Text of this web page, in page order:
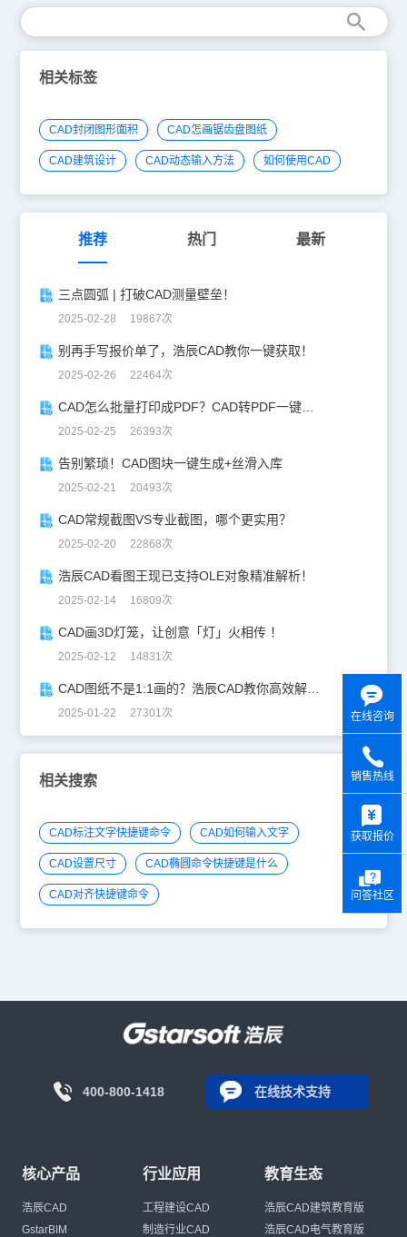
相关标签
CAD封闭图形面积 CAD怎画锯齿盘图纸
CAD建筑设计 CAD动态输入方法 如何使用CAD
推荐 热门 最新
三点圆弧 | 打破CAD测量壁垒！
2025-02-28 19867次
别再手写报价单了，浩辰CAD教你一键获取！
2025-02-26 22464次
CAD怎么批量打印成PDF？CAD转PDF一键批量完成！
2025-02-25 26393次
告别繁琐！CAD图块一键生成+丝滑入库
2025-02-21 20493次
CAD常规截图VS专业截图，哪个更实用？
2025-02-20 22868次
浩辰CAD看图王现已支持OLE对象精准解析！
2025-02-14 16809次
CAD画3D灯笼，让创意「灯」火相传 ！
2025-02-12 14831次
CAD图纸不是1:1画的？浩辰CAD教你高效解决！
2025-01-22 27301次
相关搜索
CAD标注文字快捷键命令 CAD如何输入文字
CAD设置尺寸 CAD椭圆命令快捷键是什么
CAD对齐快捷键命令
400-800-1418 在线技术支持
核心产品
浩辰CAD
GstarBIM
行业应用
工程建设CAD
制造行业CAD
教育生态
浩辰CAD建筑教育版
浩辰CAD电气教育版
在线咨询
销售热线
获取报价
问答社区